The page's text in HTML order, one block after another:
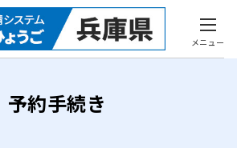
メニュー
予約手続き